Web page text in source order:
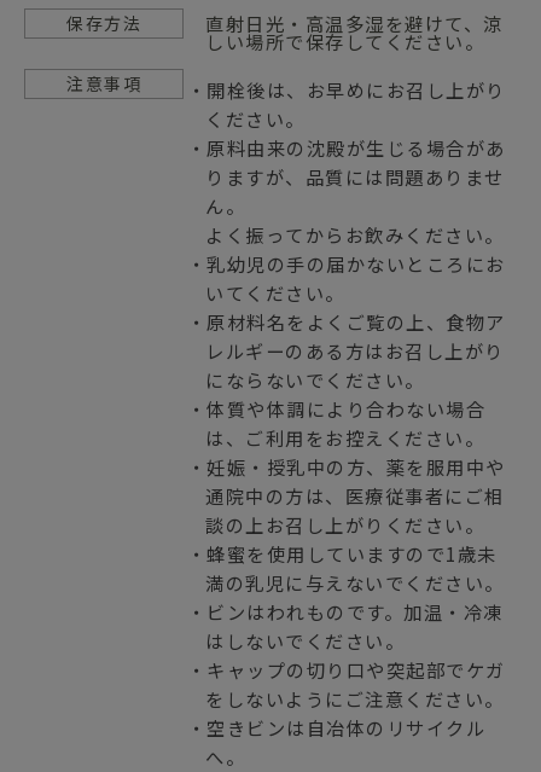
保存方法 直射日光・高温多湿を避けて、涼
しい場所で保存してください。
注意事項
・開栓後は、お早めにお召し上がり
ください。
・原料由来の沈殿が生じる場合があ
りますが、品質には問題ありませ
ん。
よく振ってからお飲みください。
・乳幼児の手の届かないところにお
いてください。
・原材料名をよくご覧の上、食物ア
レルギーのある方はお召し上がり
にならないでください。
・体質や体調により合わない場合
は、ご利用をお控えください。
・妊娠・授乳中の方、薬を服用中や
通院中の方は、医療従事者にご相
談の上お召し上がりください。
・蜂蜜を使用していますので1歳未
満の乳児に与えないでください。
・ビンはわれものです。加温・冷凍
はしないでください。
・キャップの切り口や突起部でケガ
をしないようにご注意ください。
・空きビンは自冶体のリサイクル
へ。